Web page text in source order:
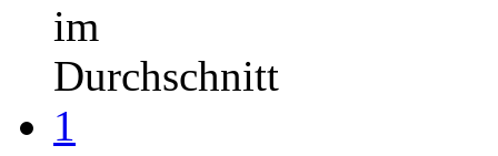
im
Durchschnitt
1